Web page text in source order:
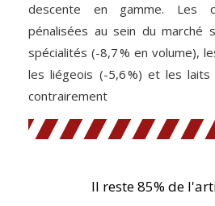
descente en gamme. Les
pénalisées au sein du marché
spécialités (-8,7 % en volume),
les liégeois (-5,6 %) et les laits
contrairement
Il reste 85% de